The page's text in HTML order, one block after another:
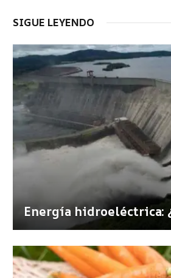
SIGUE LEYENDO
Energía hidroeléctrica: